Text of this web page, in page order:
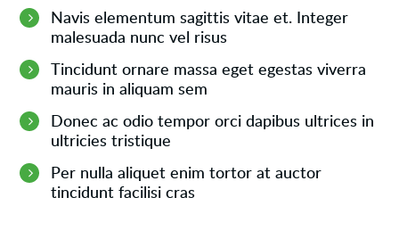
Navis elementum sagittis vitae et. Integer
malesuada nunc vel risus
Tincidunt ornare massa eget egestas viverra
mauris in aliquam sem
Donec ac odio tempor orci dapibus ultrices in
ultricies tristique
Per nulla aliquet enim tortor at auctor
tincidunt facilisi cras